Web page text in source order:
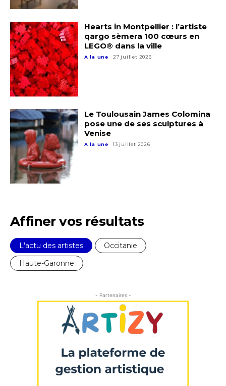
Adresse email*
Nom
Prénom
Statut / Organisation
Adresse email*
Nom
Statut / Organisation
J'accepte lestermes et conditions
* Champ obligatoire
Hearts in Montpellier : l’artiste
qargo sèmera 100 cœurs en
LEGO® dans la ville
A la une 27 juillet 2026
Le Toulousain James Colomina
pose une de ses sculptures à
Venise
A la une 13 juillet 2026
Affiner vos résultats
L'actu des artistes
Occitanie
Haute-Garonne
- Partenaires -